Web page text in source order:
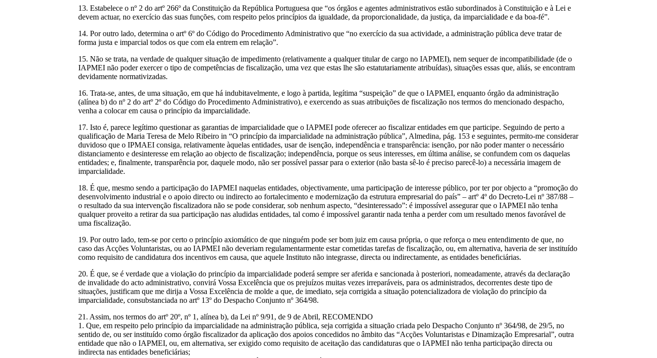
13. Estabelece o nº 2 do artº 266º da Constituição da República Portuguesa que “os órgãos e agentes administrativos estão subordinados à Constituição e à Lei e
devem actuar, no exercício das suas funções, com respeito pelos princípios da igualdade, da proporcionalidade, da justiça, da imparcialidade e da boa-fé”.
14. Por outro lado, determina o artº 6º do Código do Procedimento Administrativo que “no exercício da sua actividade, a administração pública deve tratar de
forma justa e imparcial todos os que com ela entrem em relação”.
15. Não se trata, na verdade de qualquer situação de impedimento (relativamente a qualquer titular de cargo no IAPMEI), nem sequer de incompatibilidade (de o
IAPMEI não poder exercer o tipo de competências de fiscalização, uma vez que estas lhe são estatutariamente atribuídas), situações essas que, aliás, se encontram
devidamente normativizadas.
16. Trata-se, antes, de uma situação, em que há indubitavelmente, e logo à partida, legítima “suspeição” de que o IAPMEI, enquanto órgão da administração
(alínea b) do nº 2 do artº 2º do Código do Procedimento Administrativo), e exercendo as suas atribuições de fiscalização nos termos do mencionado despacho,
venha a colocar em causa o princípio da imparcialidade.
17. Isto é, parece legítimo questionar as garantias de imparcialidade que o IAPMEI pode oferecer ao fiscalizar entidades em que participe. Seguindo de perto a
qualificação de Maria Teresa de Melo Ribeiro in “O princípio da imparcialidade na administração pública”, Almedina, pág. 153 e seguintes, permito-me considerar
duvidoso que o IPMAEI consiga, relativamente àquelas entidades, usar de isenção, independência e transparência: isenção, por não poder manter o necessário
distanciamento e desinteresse em relação ao objecto de fiscalização; independência, porque os seus interesses, em última análise, se confundem com os daquelas
entidades; e, finalmente, transparência por, daquele modo, não ser possível passar para o exterior (não basta sê-lo é preciso parecê-lo) a necessária imagem de
imparcialidade.
18. É que, mesmo sendo a participação do IAPMEI naquelas entidades, objectivamente, uma participação de interesse público, por ter por objecto a “promoção do
desenvolvimento industrial e o apoio directo ou indirecto ao fortalecimento e modernização da estrutura empresarial do país” – artº 4º do Decreto-Lei nº 387/88 –
o resultado da sua intervenção fiscalizadora não se pode considerar, sob nenhum aspecto, “desinteressado”: é impossível assegurar que o IAPMEI não tenha
qualquer proveito a retirar da sua participação nas aludidas entidades, tal como é impossível garantir nada tenha a perder com um resultado menos favorável de
uma fiscalização.
19. Por outro lado, tem-se por certo o princípio axiomático de que ninguém pode ser bom juiz em causa própria, o que reforça o meu entendimento de que, no
caso das Acções Voluntaristas, ou ao IAPMEI não deveriam regulamentarmente estar cometidas tarefas de fiscalização, ou, em alternativa, haveria de ser instituído
como requisito de candidatura dos incentivos em causa, que aquele Instituto não integrasse, directa ou indirectamente, as entidades beneficiárias.
20. É que, se é verdade que a violação do princípio da imparcialidade poderá sempre ser aferida e sancionada à posteriori, nomeadamente, através da declaração
de invalidade do acto administrativo, convirá Vossa Excelência que os prejuízos muitas vezes irreparáveis, para os administrados, decorrentes deste tipo de
situações, justificam que me dirija a Vossa Excelência de molde a que, de imediato, seja corrigida a situação potencializadora de violação do princípio da
imparcialidade, consubstanciada no artº 13º do Despacho Conjunto nº 364/98.
21. Assim, nos termos do artº 20º, nº 1, alínea b), da Lei nº 9/91, de 9 de Abril, RECOMENDO
1. Que, em respeito pelo princípio da imparcialidade na administração pública, seja corrigida a situação criada pelo Despacho Conjunto nº 364/98, de 29/5, no
sentido de, ou ser instituído como órgão fiscalizador da aplicação dos apoios concedidos no âmbito das “Acções Voluntaristas e Dinamização Empresarial”, outra
entidade que não o IAPMEI, ou, em alternativa, ser exigido como requisito de aceitação das candidaturas que o IAPMEI não tenha participação directa ou
indirecta nas entidades beneficiárias;